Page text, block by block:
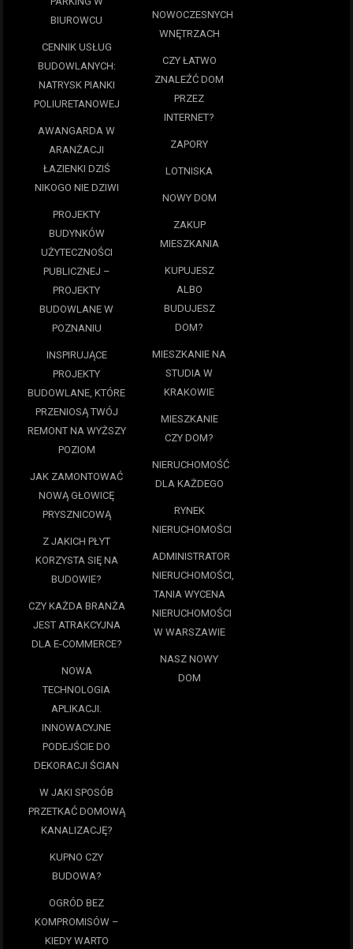
BIUROWCU
CENNIK USŁUG
BUDOWLANYCH:
NATRYSK PIANKI
POLIURETANOWEJ
AWANGARDA W
ARANŻACJI
ŁAZIENKI DZIŚ
NIKOGO NIE DZIWI
PROJEKTY
BUDYNKÓW
UŻYTECZNOŚCI
PUBLICZNEJ –
PROJEKTY
BUDOWLANE W
POZNANIU
INSPIRUJĄCE
PROJEKTY
BUDOWLANE, KTÓRE
PRZENIOSĄ TWÓJ
REMONT NA WYŻSZY
POZIOM
JAK ZAMONTOWAĆ
NOWĄ GŁOWICĘ
PRYSZNICOWĄ
Z JAKICH PŁYT
KORZYSTA SIĘ NA
BUDOWIE?
CZY KAŻDA BRANŻA
JEST ATRAKCYJNA
DLA E-COMMERCE?
NOWA
TECHNOLOGIA
APLIKACJI.
INNOWACYJNE
PODEJŚCIE DO
DEKORACJI ŚCIAN
W JAKI SPOSÓB
PRZETKAĆ DOMOWĄ
KANALIZACJĘ?
KUPNO CZY
BUDOWA?
OGRÓD BEZ
KOMPROMISÓW –
KIEDY WARTO
NOWOCZESNYCH
WNĘTRZACH
CZY ŁATWO
ZNALEŹĆ DOM
PRZEZ
INTERNET?
ZAPORY
LOTNISKA
NOWY DOM
ZAKUP
MIESZKANIA
KUPUJESZ
ALBO
BUDUJESZ
DOM?
MIESZKANIE NA
STUDIA W
KRAKOWIE
MIESZKANIE
CZY DOM?
NIERUCHOMOŚĆ
DLA KAŻDEGO
RYNEK
NIERUCHOMOŚCI
ADMINISTRATOR
NIERUCHOMOŚCI,
TANIA WYCENA
NIERUCHOMOŚCI
W WARSZAWIE
NASZ NOWY
DOM